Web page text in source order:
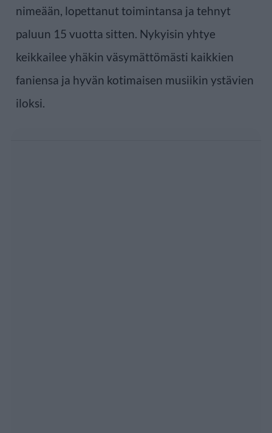
nimeään, lopettanut toimintansa ja tehnyt
paluun 15 vuotta sitten. Nykyisin yhtye
keikkailee yhäkin väsymättömästi kaikkien
faniensa ja hyvän kotimaisen musiikin ystävien
iloksi.